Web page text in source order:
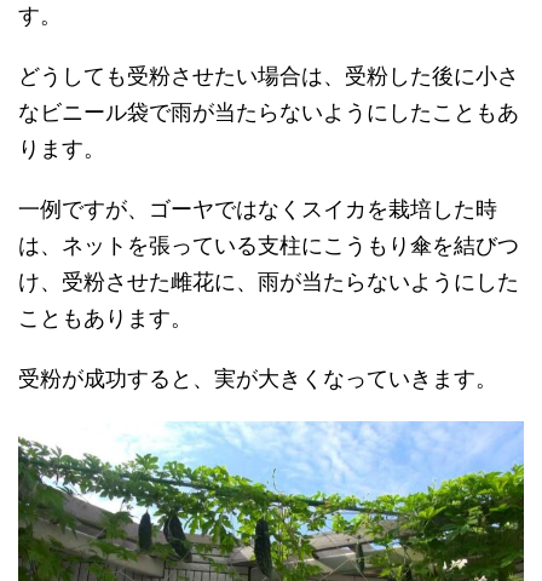
す。
どうしても受粉させたい場合は、受粉した後に小さ
なビニール袋で雨が当たらないようにしたこともあ
ります。
一例ですが、ゴーヤではなくスイカを栽培した時
は、ネットを張っている支柱にこうもり傘を結びつ
け、受粉させた雌花に、雨が当たらないようにした
こともあります。
受粉が成功すると、実が大きくなっていきます。